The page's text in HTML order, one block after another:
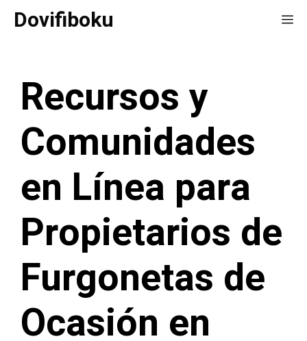
SaltarDovifiboku
Recursos y
Comunidades
en Línea para
Propietarios de
Furgonetas de
Ocasión en